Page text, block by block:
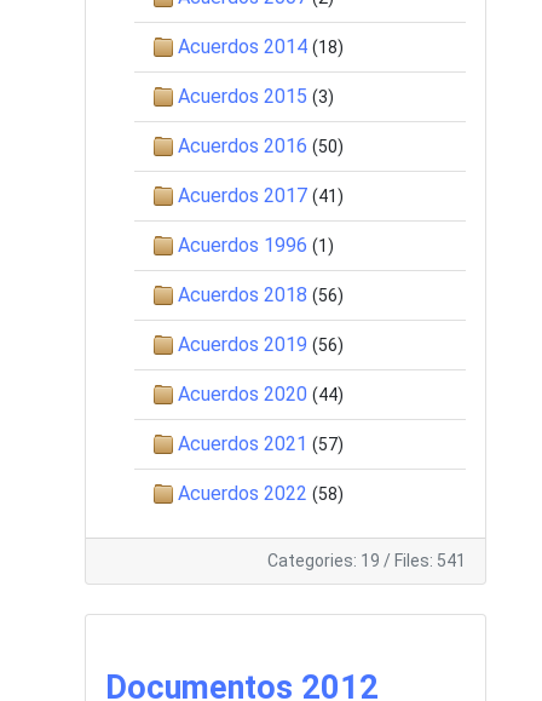
Acuerdos 2014 (18)
Acuerdos 2015 (3)
Acuerdos 2016 (50)
Acuerdos 2017 (41)
Acuerdos 1996 (1)
Acuerdos 2018 (56)
Acuerdos 2019 (56)
Acuerdos 2020 (44)
Acuerdos 2021 (57)
Acuerdos 2022 (58)
Categories: 19 / Files: 541
Documentos 2012